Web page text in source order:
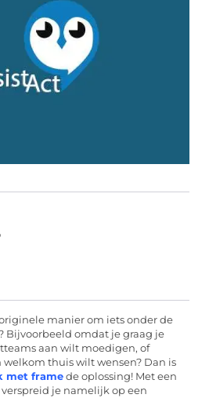
manier om iets onder de
Bijvoorbeeld omdat je graag je
aan wilt moedigen, of
thuis wilt wensen? Dan is
met frame de oplossing! Met een
je namelijk op een